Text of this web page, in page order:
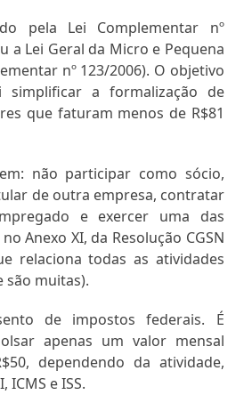
pela Lei Complementar nº
a Lei Geral da Micro e Pequena
nº 123/2006). O objetivo
a formalização de
que faturam menos de R$81
não participar como sócio,
de outra empresa, contratar
e exercer uma das
Anexo XI, da Resolução CGSN
relaciona todas as atividades
são muitas).
de impostos federais. É
apenas um valor mensal
dependendo da atividade,
ICMS e ISS.